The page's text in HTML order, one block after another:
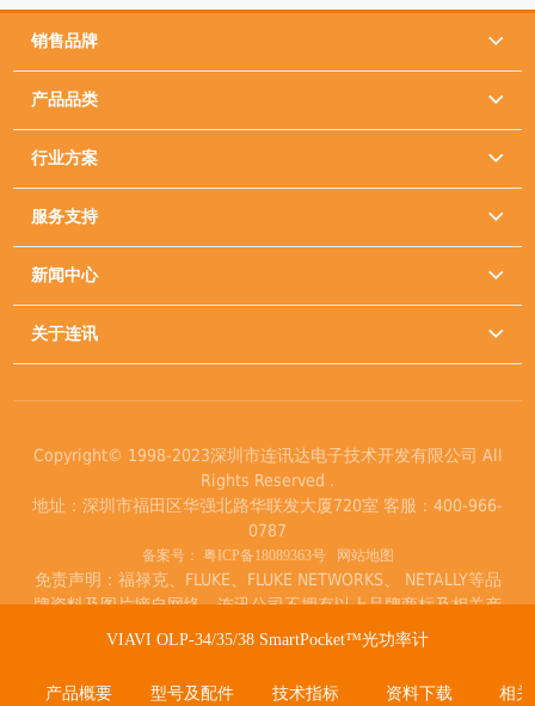
VIAVI OLP-34/35/38 SmartPocket™光功率计
产品概要 型号及配件 技术指标 资料下载 相
销售品牌 
产品品类 
行业方案 
服务支持 
新闻中心 
关于连讯 
Copyright© 1998-2023深圳市连讯达电子技术开发有限公司 All
Rights Reserved .
地址：深圳市福田区华强北路华联发大厦720室 客服：400-966-
0787
备案号： 粤ICP备18089363号 网站地图
免责声明：福禄克、FLUKE、FLUKE NETWORKS、 NETALLY等品
牌资料及图片摘自网络，连讯公司不拥有以上品牌商标及相关产
品著作权。